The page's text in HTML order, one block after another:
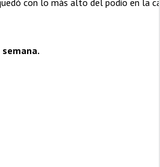
con lo más alto del podio en la